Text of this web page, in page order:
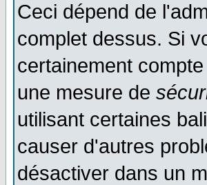
Ceci dépend de
complet dessus. Si
certainement
une mesure de
utilisant certaines
causer d'autres
désactiver dans un